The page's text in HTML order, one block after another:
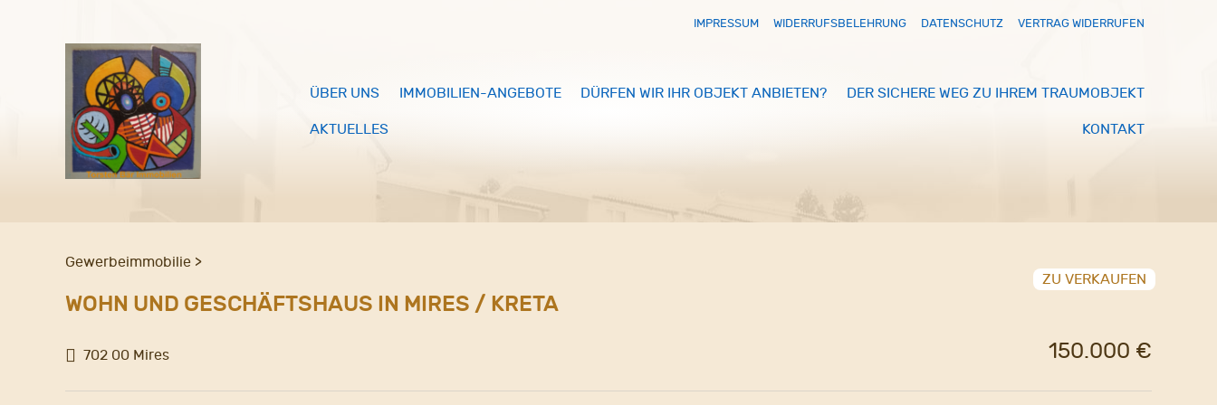
IMPRESSUM WIDERRUFSBELEHRUNG DATENSCHUTZ VERTRAG WIDERRUFEN
ÜBER UNS IMMOBILIEN-ANGEBOTE DÜRFEN WIR IHR OBJEKT ANBIETEN? DER SICHERE WEG ZU IHREM TRAUMOBJEKT
AKTUELLES KONTAKT
Gewerbeimmobilie >
ZU VERKAUFEN
WOHN UND GESCHÄFTSHAUS IN MIRES / KRETA
702 00 Mires 150.000 €